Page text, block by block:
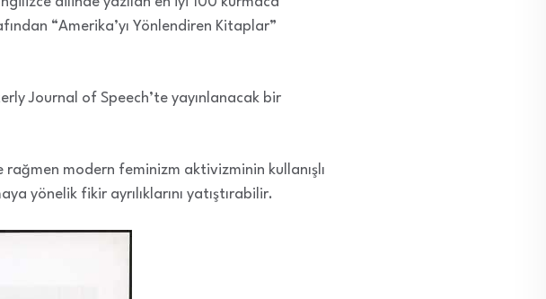
“Amerika’yı Yönlendiren Kitaplar”
Journal of Speech’te yayınlanacak bir
rağmen modern feminizm aktivizminin kullanışlı
yönelik fikir ayrılıklarını yatıştırabilir.